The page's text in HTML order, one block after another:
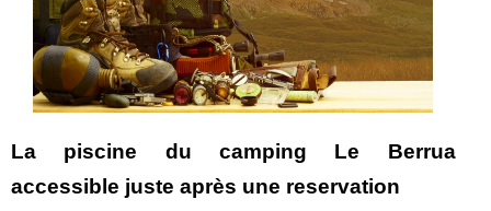
La piscine du camping Le Berrua
accessible juste après une reservation